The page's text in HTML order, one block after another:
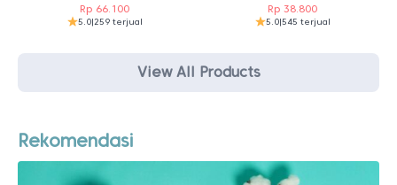
Rp 66.100
5.0|259 terjual
Rp 38.800
5.0|545 terjual
View All Products
Rekomendasi